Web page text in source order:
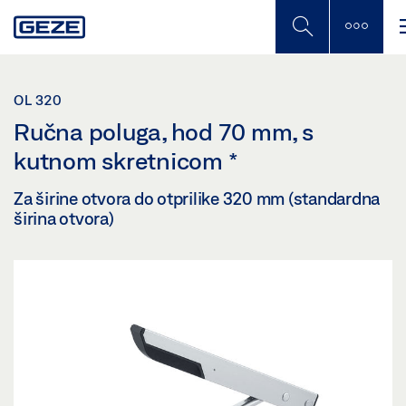
to
OL 320
Ručna poluga, hod 70 mm, s
kutnom skretnicom *
Za širine otvora do otprilike 320 mm (standardna
širina otvora)